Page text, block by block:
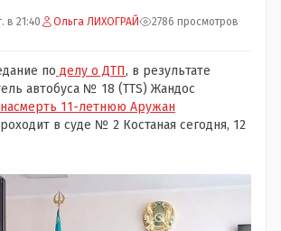
в 21:40 Ольга ЛИХОГРАЙ 2786 просмотров
по делу о ДТП, в результате
автобуса № 18 (TTS) Жандос
11-летнюю Аружан
в суде № 2 Костаная сегодня, 12